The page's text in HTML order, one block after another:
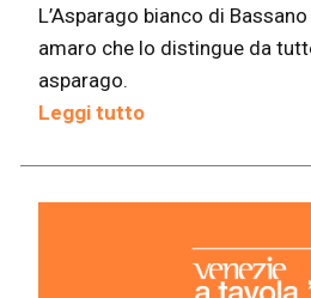
L’Asparago bianco di
amaro che lo distingue da
asparago.
Leggi tutto